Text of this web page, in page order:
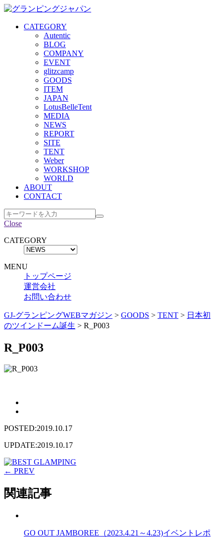
CATEGORY
Autentic
BLOG
COMPANY
EVENT
glitzcamp
GOODS
ITEM
JAPAN
LotusBelleTent
MEDIA
NEWS
REPORT
SITE
TENT
Weber
WORKSHOP
WORLD
ABOUT
CONTACT
Close
CATEGORY
MENU
トップページ
運営会社
お問い合わせ
GJ-グランピングWEBマガジン > GOODS > TENT > 日本初
のツインドーム誕生 > R_P003
R_P003
POSTED:2019.10.17
UPDATE:2019.10.17
← PREV
関連記事
GO OUT JAMBOREE（2023.4.21～4.23)イベントレポ